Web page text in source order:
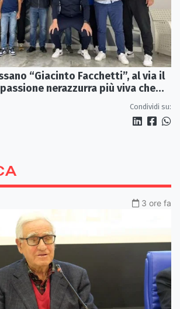
“Giacinto Facchetti”, al via il
nerazzurra più viva che
Condividi su:
3 ore fa